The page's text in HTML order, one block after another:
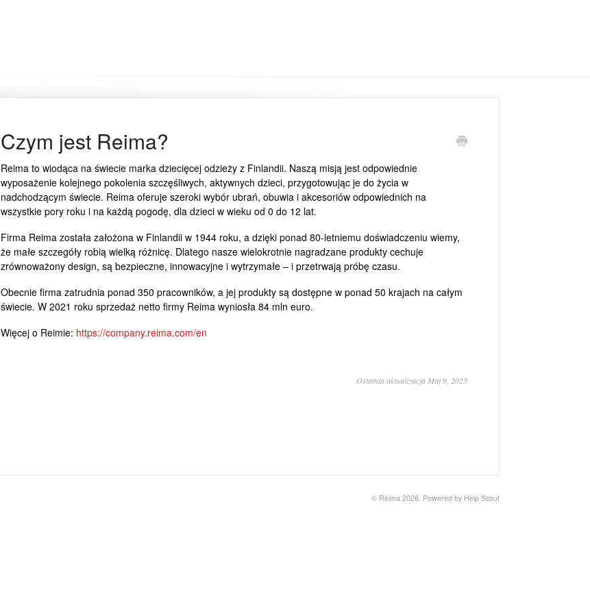
Czym jest Reima?
Reima to wiodąca na świecie marka dziecięcej odzieży z Finlandii. Naszą misją jest odpowiednie
wyposażenie kolejnego pokolenia szczęśliwych, aktywnych dzieci, przygotowując je do życia w
nadchodzącym świecie. Reima oferuje szeroki wybór ubrań, obuwia i akcesoriów odpowiednich na
wszystkie pory roku i na każdą pogodę, dla dzieci w wieku od 0 do 12 lat.
Firma Reima została założona w Finlandii w 1944 roku, a dzięki ponad 80-letniemu doświadczeniu wiemy,
że małe szczegóły robią wielką różnicę. Dlatego nasze wielokrotnie nagradzane produkty cechuje
zrównoważony design, są bezpieczne, innowacyjne i wytrzymałe – i przetrwają próbę czasu.
Obecnie firma zatrudnia ponad 350 pracowników, a jej produkty są dostępne w ponad 50 krajach na całym
świecie. W 2021 roku sprzedaż netto firmy Reima wyniosła 84 mln euro.
Więcej o Reimie: https://company.reima.com/en
Ostatnia aktualizacja Maj 9, 2025
© Reima 2026. Powered by Help Scout